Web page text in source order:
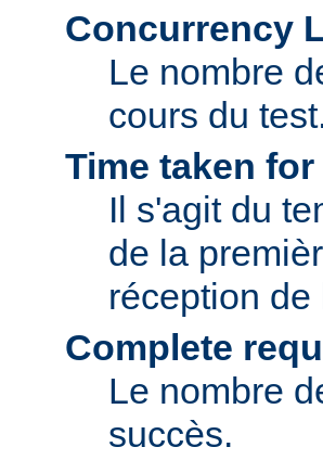
Concurrency
Le nombre
cours du
Time taken
Il s'agit du
de la
réception
Complete
Le nombre
succès.